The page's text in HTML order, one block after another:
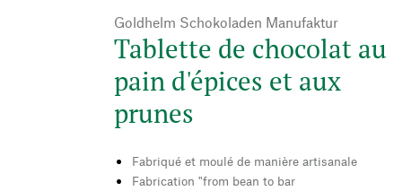
Goldhelm Schokoladen Manufaktur
Tablette de chocolat au
pain d'épices et aux
prunes
Fabriqué et moulé de manière artisanale
Fabrication "from bean to bar